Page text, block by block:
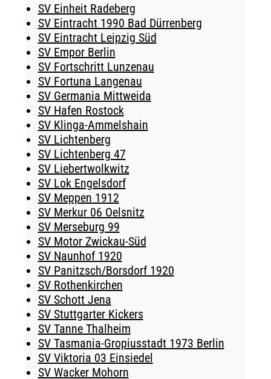
SV Einheit Radeberg
SV Eintracht 1990 Bad Dürrenberg
SV Eintracht Leipzig Süd
SV Empor Berlin
SV Fortschritt Lunzenau
SV Fortuna Langenau
SV Germania Mittweida
SV Hafen Rostock
SV Klinga-Ammelshain
SV Lichtenberg
SV Lichtenberg 47
SV Liebertwolkwitz
SV Lok Engelsdorf
SV Meppen 1912
SV Merkur 06 Oelsnitz
SV Merseburg 99
SV Motor Zwickau-Süd
SV Naunhof 1920
SV Panitzsch/​Borsdorf 1920
SV Rothenkirchen
SV Schott Jena
SV Stuttgarter Kickers
SV Tanne Thalheim
SV Tasmania-Gropiusstadt 1973 Berlin
SV Viktoria 03 Einsiedel
SV Wacker Mohorn